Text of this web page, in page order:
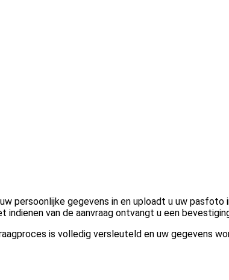
persoonlijke gegevens in en uploadt u uw
van de aanvraag ontvangt u een
is volledig versleuteld en uw gegevens